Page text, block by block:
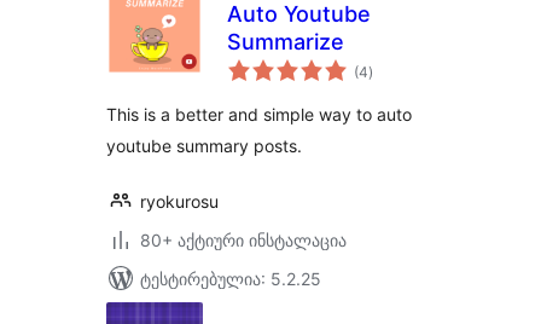
Auto Youtube
Summarize
(4საერთო
რეიტინგი
)
This is a better and simple way to auto
youtube summary posts.
ryokurosu
80+ აქტიური ინსტალაცია
ტესტირებულია: 5.2.25